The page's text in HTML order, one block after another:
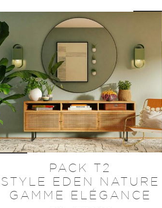
PACK T2
STYLE EDEN NATURE
GAMME ELÉGANCE